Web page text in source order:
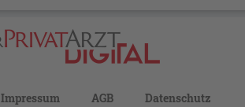
Impressum AGB Datenschutz